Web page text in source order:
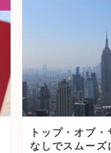
トップ・オブ
なしでスムーズ